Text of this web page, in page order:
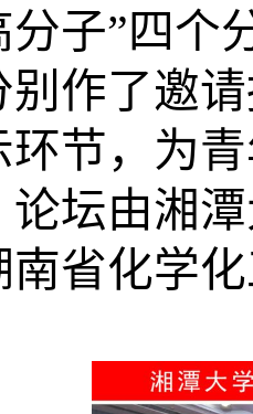
子”四个
别作了邀
环节，为
坛由湘
南省化学